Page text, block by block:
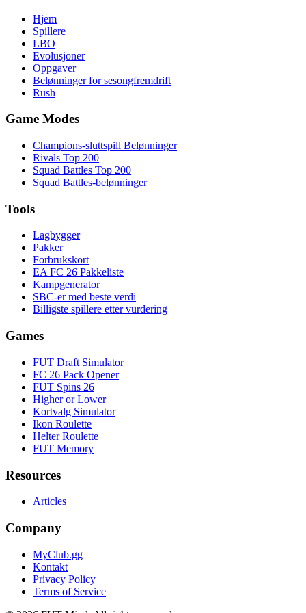
Hjem
Spillere
LBO
Evolusjoner
Oppgaver
Belønninger for sesongfremdrift
Rush
Game Modes
Champions-sluttspill Belønninger
Rivals Top 200
Squad Battles Top 200
Squad Battles-belønninger
Tools
Lagbygger
Pakker
Forbrukskort
EA FC 26 Pakkeliste
Kampgenerator
SBC-er med beste verdi
Billigste spillere etter vurdering
Games
FUT Draft Simulator
FC 26 Pack Opener
FUT Spins 26
Higher or Lower
Kortvalg Simulator
Ikon Roulette
Helter Roulette
FUT Memory
Resources
Articles
Company
MyClub.gg
Kontakt
Privacy Policy
Terms of Service